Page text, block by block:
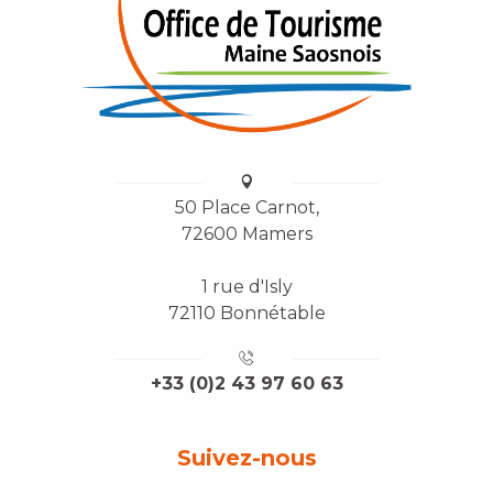
50 Place Carnot,
72600 Mamers
1 rue d'Isly
72110 Bonnétable
+33 (0)2 43 97 60 63
Suivez-nous